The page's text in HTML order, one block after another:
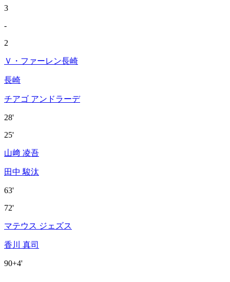
3
-
2
Ｖ・ファーレン長崎
長崎
チアゴ アンドラーデ
28'
25'
山﨑 凌吾
田中 駿汰
63'
72'
マテウス ジェズス
香川 真司
90+4'